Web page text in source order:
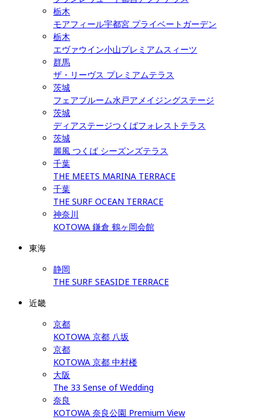
栃木
モアフィール宇都宮 プライベートガーデン
栃木
エヴァウイン小山プレミアムスィーツ
群馬
ザ・リーヴス プレミアムテラス
茨城
フェアブルーム水戸アメイジングステージ
茨城
ディアステージつくばフォレストテラス
茨城
麗風 つくば シーズンズテラス
千葉
THE MEETS MARINA TERRACE
千葉
THE SURF OCEAN TERRACE
神奈川
KOTOWA 鎌倉 鶴ヶ岡会館
東海
静岡
THE SURF SEASIDE TERRACE
近畿
京都
KOTOWA 京都 八坂
京都
KOTOWA 京都 中村楼
大阪
The 33 Sense of Wedding
奈良
KOTOWA 奈良公園 Premium View